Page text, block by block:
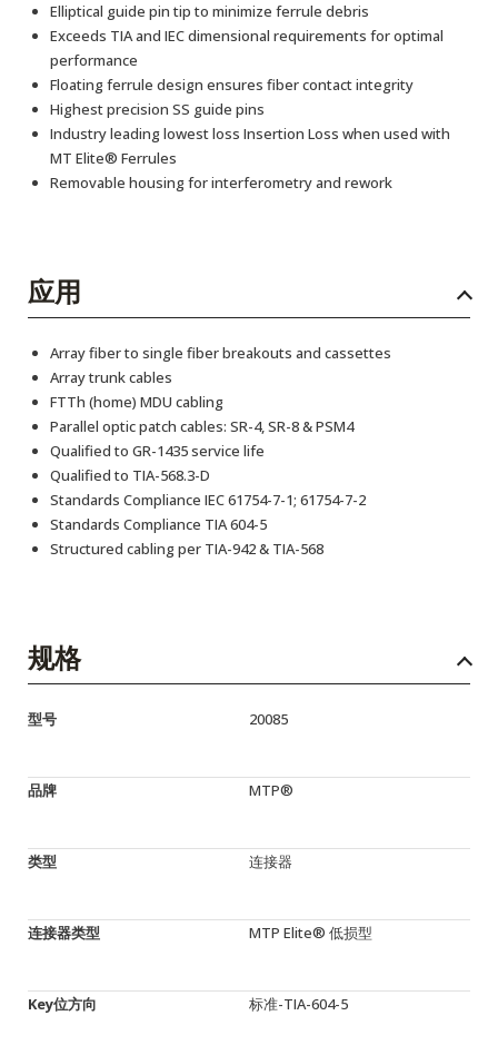
Elliptical guide pin tip to minimize ferrule debris
Exceeds TIA and IEC dimensional requirements for optimal
performance
Floating ferrule design ensures fiber contact integrity
Highest precision SS guide pins
Industry leading lowest loss Insertion Loss when used with
MT Elite® Ferrules
Removable housing for interferometry and rework
应用
Array fiber to single fiber breakouts and cassettes
Array trunk cables
FTTh (home) MDU cabling
Parallel optic patch cables: SR-4, SR-8 & PSM4
Qualified to GR-1435 service life
Qualified to TIA-568.3-D
Standards Compliance IEC 61754-7-1; 61754-7-2
Standards Compliance TIA 604-5
Structured cabling per TIA-942 & TIA-568
规格
型号 20085
品牌 MTP®
类型 连接器
连接器类型 MTP Elite® 低损型
Key位方向 标准-TIA-604-5